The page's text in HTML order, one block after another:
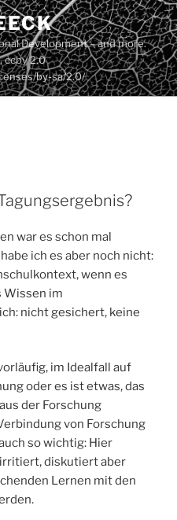
Development – and more.
ccby 2.0
by-sa/2.0/
war es schon mal
ich es aber noch nicht:
wenn es
Wissen im
nicht gesichert, keine
im Idealfall auf
oder es ist etwas, das
der Forschung
von Forschung
so wichtig: Hier
diskutiert aber
Lernen mit den